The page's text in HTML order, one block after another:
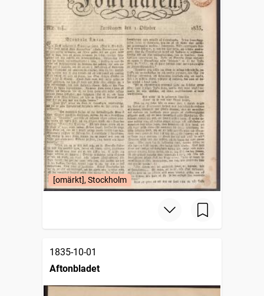
[omärkt], Stockholm
1835-10-01
Aftonbladet